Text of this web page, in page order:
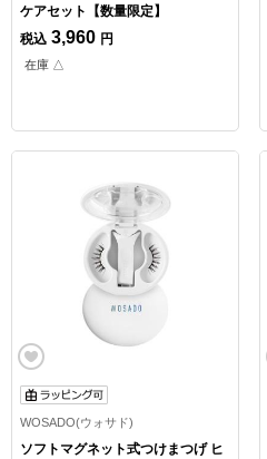
ケアセット【数量限定】
税込 3,960 円
在庫 △
WOSADO(ウォサド)
ソフトマグネット式つけまつげ ヒ